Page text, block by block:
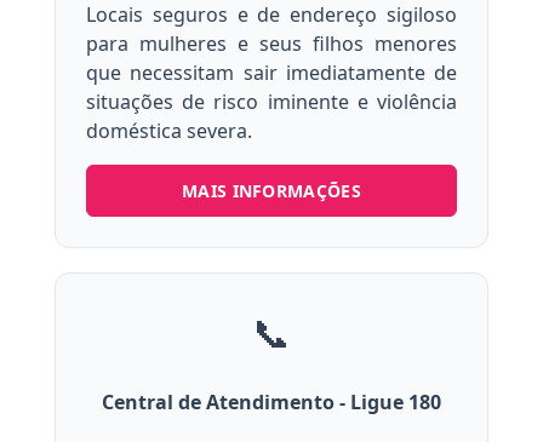
Locais seguros e de endereço sigiloso
para mulheres e seus filhos menores
que necessitam sair imediatamente de
situações de risco iminente e violência
doméstica severa.
MAIS INFORMAÇÕES
📞
Central de Atendimento - Ligue 180